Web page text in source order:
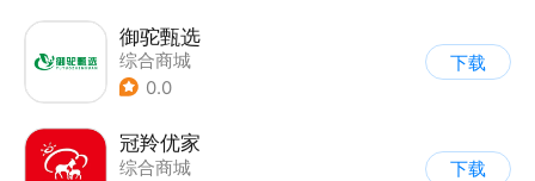
御驼甄选
综合商城
0.0
下载
冠羚优家
综合商城
下载